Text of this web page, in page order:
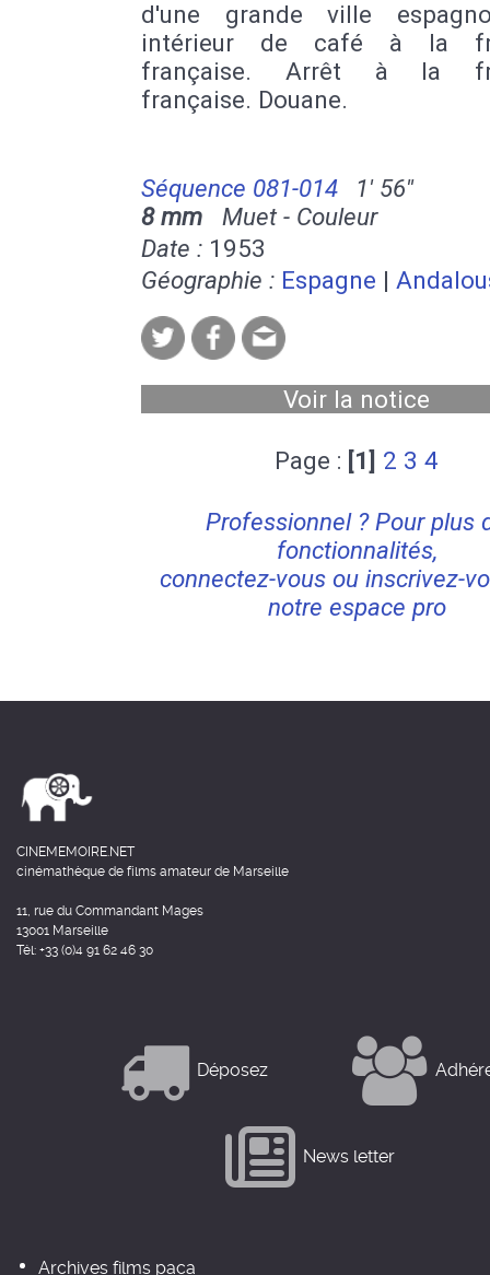
d'une grande ville
intérieur de café à la
française. Arrêt à la
française. Douane.
Séquence 081-014
1' 56''
8 mm Muet - Couleur
Date : 1953
Géographie : Espagne |
Voir la notice
Page : [1] 2 3 4
Professionnel ? Pour plus
fonctionnalités,
connectez-vous ou inscrivez-
notre espace pro
CINEMEMOIRE.NET
cinémathèque de films amateur de Marseille
11, rue du Commandant Mages
13001 Marseille
Tél: +33 (0)4 91 62 46 30
Déposez
News letter
Archives films paca